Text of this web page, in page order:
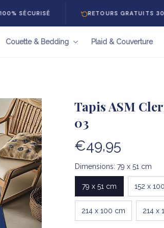
RETOURS GRATUITS 30 JOURS
Couette & Bedding Plaid & Couverture
Tapis ASM
03
€49,95
Dimensions: 79 x 51 cm
79 x 51 cm 152 x
214 x 100 cm 214 x